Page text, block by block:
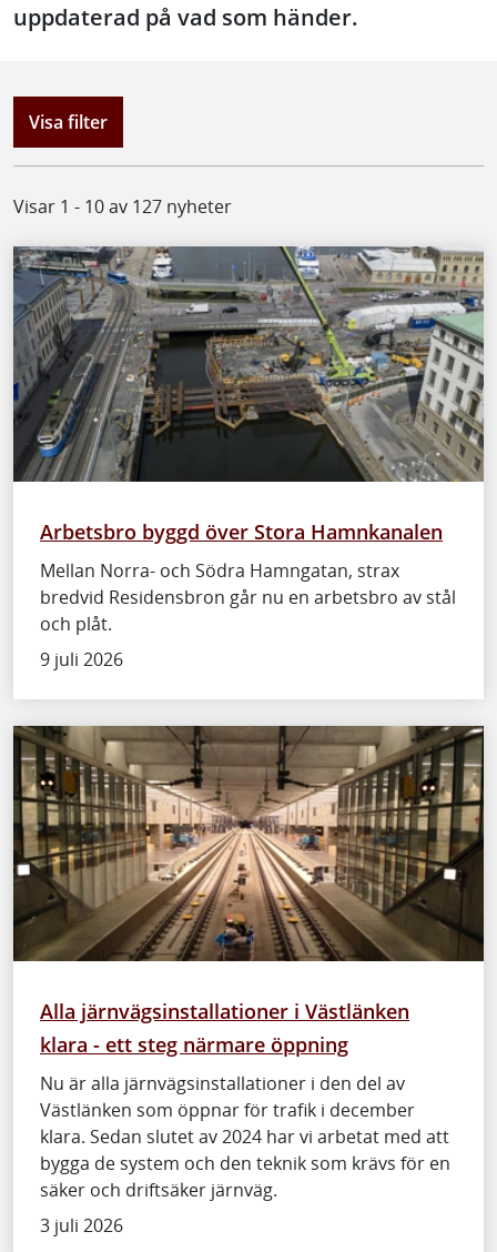
uppdaterad på vad som händer.
Visa filter
Visar 1 - 10 av 127 nyheter
Arbetsbro byggd över Stora Hamnkanalen
Mellan Norra- och Södra Hamngatan, strax
bredvid Residensbron går nu en arbetsbro av stål
och plåt.
9 juli 2026
Alla järnvägsinstallationer i Västlänken
klara - ett steg närmare öppning
Nu är alla järnvägsinstallationer i den del av
Västlänken som öppnar för trafik i december
klara. Sedan slutet av 2024 har vi arbetat med att
bygga de system och den teknik som krävs för en
säker och driftsäker järnväg.
3 juli 2026